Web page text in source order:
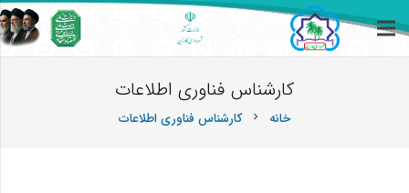
کارشناس فناوری اطلاعات
خانه chevron_right کارشناس فناوری اطلاعات